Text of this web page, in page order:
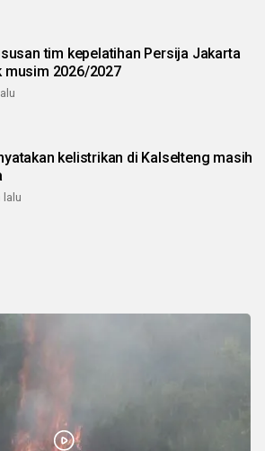
tim kepelatihan Persija Jakarta
musim 2026/2027
kelistrikan di Kalselteng masih
lalu